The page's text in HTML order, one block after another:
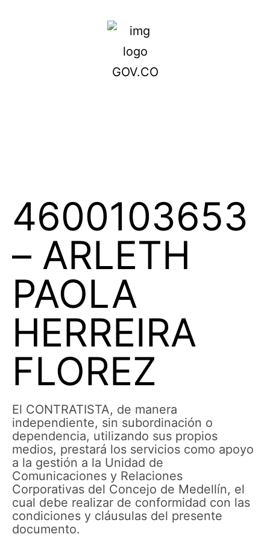
4600103653
– ARLETH
PAOLA
HERREIRA
FLOREZ
El CONTRATISTA, de manera
independiente, sin subordinación o
dependencia, utilizando sus propios
medios, prestará los servicios como apoyo
a la gestión a la Unidad de
Comunicaciones y Relaciones
Corporativas del Concejo de Medellín, el
cual debe realizar de conformidad con las
condiciones y cláusulas del presente
documento.